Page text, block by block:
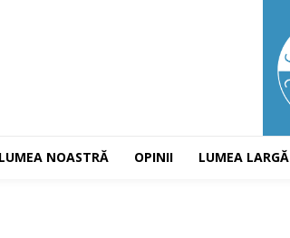
LUMEA NOASTRĂ OPINII LUMEA LARGĂ